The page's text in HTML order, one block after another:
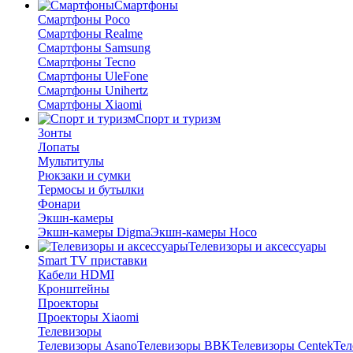
Смартфоны
Смартфоны Poco
Смартфоны Realme
Смартфоны Samsung
Смартфоны Tecno
Смартфоны UleFone
Смартфоны Unihertz
Смартфоны Xiaomi
Спорт и туризм
Зонты
Лопаты
Мультитулы
Рюкзаки и сумки
Термосы и бутылки
Фонари
Экшн-камеры
Экшн-камеры DigmaЭкшн-камеры Hoco
Телевизоры и аксессуары
Smart TV приставки
Кабели HDMI
Кронштейны
Проекторы
Проекторы Xiaomi
Телевизоры
Телевизоры AsanoТелевизоры BBKТелевизоры Centek